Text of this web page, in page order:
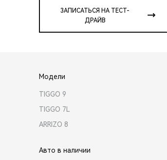
ЗАПИСАТЬСЯ НА ТЕСТ-
ДРАЙВ
Модели
TIGGO 9
TIGGO 7L
ARRIZO 8
Авто в наличии